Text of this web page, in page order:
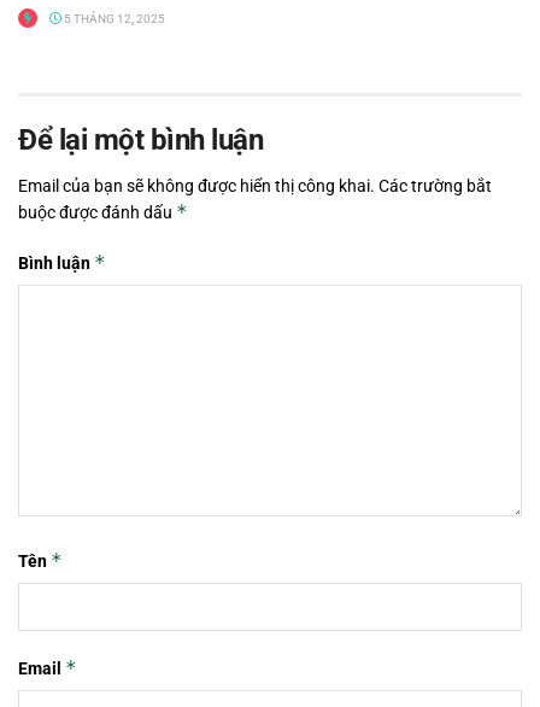
5 THÁNG 12, 2025
Để lại một bình luận
Email của bạn sẽ không được hiển thị công khai. Các trường bắt
buộc được đánh dấu *
Bình luận *
Tên *
Email *